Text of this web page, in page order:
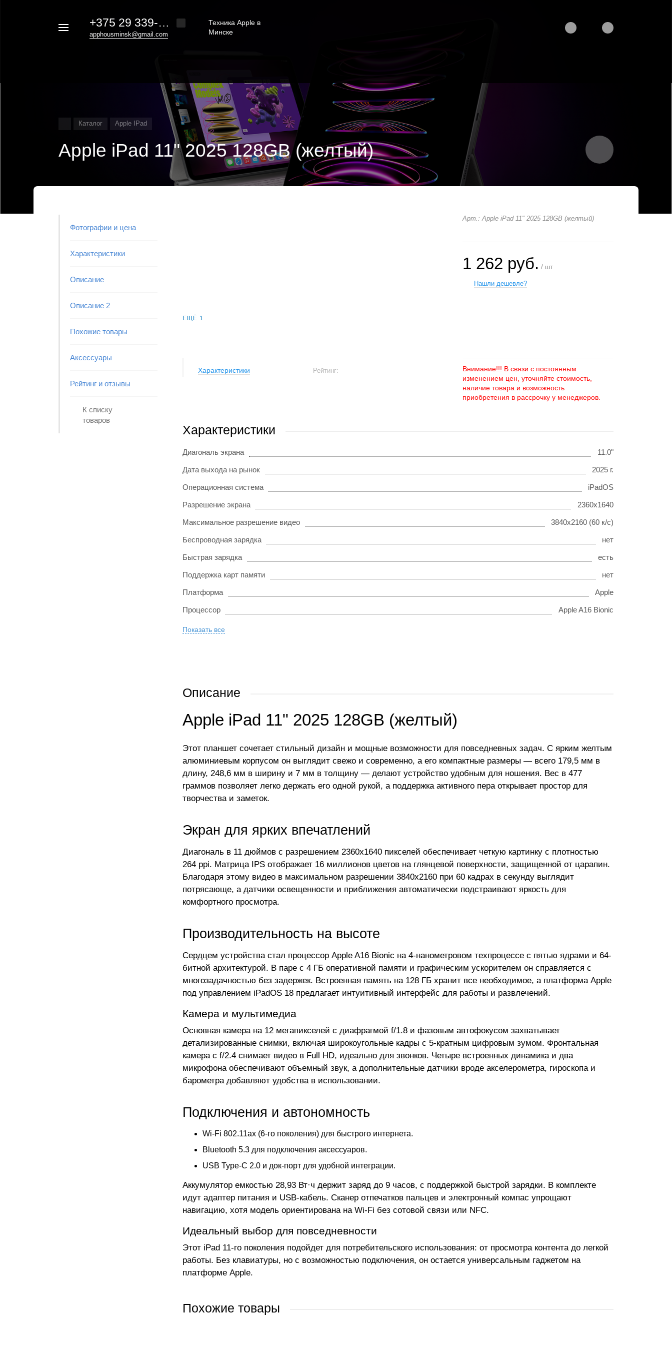
+375 29 339-20-30
apphousminsk@gmail.com
Техника Apple в
Минске
Каталог Apple IPad
Apple iPad 11" 2025 128GB (желтый)
Фотографии и цена
Характеристики
Описание
Описание 2
Похожие товары
Аксессуары
Рейтинг и отзывы
К списку
товаров
ЕЩЁ 1
Характеристики Рейтинг:
Арт.: Apple iPad 11" 2025 128GB (желтый)
1 262 руб. / шт
Нашли дешевле?
Внимание!!! В связи с постоянным
изменением цен, уточняйте стоимость,
наличие товара и возможность
приобретения в рассрочку у менеджеров.
Характеристики
Диагональ экрана 11.0"
Дата выхода на рынок 2025 г.
Операционная система iPadOS
Разрешение экрана 2360x1640
Максимальное разрешение видео 3840x2160 (60 к/с)
Беспроводная зарядка нет
Быстрая зарядка есть
Поддержка карт памяти нет
Платформа Apple
Процессор Apple A16 Bionic
Показать все
Описание
Apple iPad 11" 2025 128GB (желтый)
Этот планшет сочетает стильный дизайн и мощные возможности для повседневных задач. С ярким желтым
алюминиевым корпусом он выглядит свежо и современно, а его компактные размеры — всего 179,5 мм в
длину, 248,6 мм в ширину и 7 мм в толщину — делают устройство удобным для ношения. Вес в 477
граммов позволяет легко держать его одной рукой, а поддержка активного пера открывает простор для
творчества и заметок.
Экран для ярких впечатлений
Диагональ в 11 дюймов с разрешением 2360x1640 пикселей обеспечивает четкую картинку с плотностью
264 ppi. Матрица IPS отображает 16 миллионов цветов на глянцевой поверхности, защищенной от царапин.
Благодаря этому видео в максимальном разрешении 3840x2160 при 60 кадрах в секунду выглядит
потрясающе, а датчики освещенности и приближения автоматически подстраивают яркость для
комфортного просмотра.
Производительность на высоте
Сердцем устройства стал процессор Apple A16 Bionic на 4-нанометровом техпроцессе с пятью ядрами и 64-
битной архитектурой. В паре с 4 ГБ оперативной памяти и графическим ускорителем он справляется с
многозадачностью без задержек. Встроенная память на 128 ГБ хранит все необходимое, а платформа Apple
под управлением iPadOS 18 предлагает интуитивный интерфейс для работы и развлечений.
Камера и мультимедиа
Основная камера на 12 мегапикселей с диафрагмой f/1.8 и фазовым автофокусом захватывает
детализированные снимки, включая широкоугольные кадры с 5-кратным цифровым зумом. Фронтальная
камера с f/2.4 снимает видео в Full HD, идеально для звонков. Четыре встроенных динамика и два
микрофона обеспечивают объемный звук, а дополнительные датчики вроде акселерометра, гироскопа и
барометра добавляют удобства в использовании.
Подключения и автономность
Wi-Fi 802.11ax (6-го поколения) для быстрого интернета.
Bluetooth 5.3 для подключения аксессуаров.
USB Type-C 2.0 и док-порт для удобной интеграции.
Аккумулятор емкостью 28,93 Вт·ч держит заряд до 9 часов, с поддержкой быстрой зарядки. В комплекте
идут адаптер питания и USB-кабель. Сканер отпечатков пальцев и электронный компас упрощают
навигацию, хотя модель ориентирована на Wi-Fi без сотовой связи или NFC.
Идеальный выбор для повседневности
Этот iPad 11-го поколения подойдет для потребительского использования: от просмотра контента до легкой
работы. Без клавиатуры, но с возможностью подключения, он остается универсальным гаджетом на
платформе Apple.
Похожие товары